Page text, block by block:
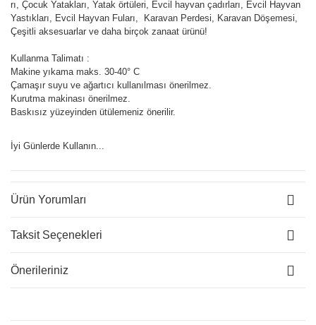
rı, Çocuk Yatakları, Yatak örtüleri, Evcil hayvan çadırları, Evcil Hayvan
Yastıkları, Evcil Hayvan Fuları, Karavan Perdesi, Karavan Döşemesi,
Çeşitli aksesuarlar ve daha birçok zanaat ürünü!
Kullanma Talimatı :
Makine yıkama maks. 30-40° C
Çamaşır suyu ve ağartıcı kullanılması önerilmez.
Kurutma makinası önerilmez.
Baskısız yüzeyinden ütülemeniz önerilir.
İyi Günlerde Kullanın...
Ürün Yorumları
Taksit Seçenekleri
Önerileriniz